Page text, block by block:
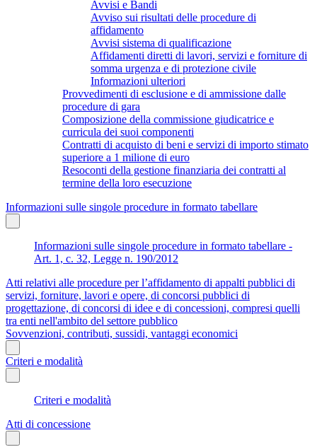
Avvisi e Bandi
Avviso sui risultati delle procedure di
affidamento
Avvisi sistema di qualificazione
Affidamenti diretti di lavori, servizi e forniture di
somma urgenza e di protezione civile
Informazioni ulteriori
Provvedimenti di esclusione e di ammissione dalle
procedure di gara
Composizione della commissione giudicatrice e
curricula dei suoi componenti
Contratti di acquisto di beni e servizi di importo stimato
superiore a 1 milione di euro
Resoconti della gestione finanziaria dei contratti al
termine della loro esecuzione
Informazioni sulle singole procedure in formato tabellare
Informazioni sulle singole procedure in formato tabellare -
Art. 1, c. 32, Legge n. 190/2012
Atti relativi alle procedure per l’affidamento di appalti pubblici di
servizi, forniture, lavori e opere, di concorsi pubblici di
progettazione, di concorsi di idee e di concessioni, compresi quelli
tra enti nell'ambito del settore pubblico
Sovvenzioni, contributi, sussidi, vantaggi economici
Criteri e modalità
Criteri e modalità
Atti di concessione